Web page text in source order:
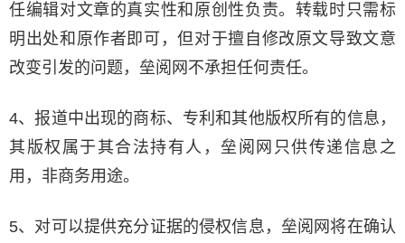
任编辑对文章的真实性和原创性负责。转载时只需标
明出处和原作者即可，但对于擅自修改原文导致文意
改变引发的问题，垒阅网不承担任何责任。
4、报道中出现的商标、专利和其他版权所有的信息，
其版权属于其合法持有人，垒阅网只供传递信息之
用，非商务用途。
5、对可以提供充分证据的侵权信息，垒阅网将在确认